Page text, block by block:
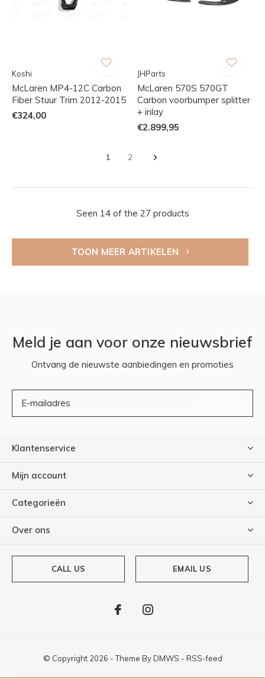
Koshi
McLaren MP4-12C Carbon
Fiber Stuur Trim 2012-2015
€324,00
JHParts
McLaren 570S 570GT
Carbon voorbumper splitter
+ inlay
€2.899,95
1 2
Seen 14 of the 27 products
TOON MEER ARTIKELEN
Meld je aan voor onze nieuwsbrief
Ontvang de nieuwste aanbiedingen en promoties
Klantenservice
Mijn account
Categorieën
Over ons
CALL US EMAIL US
© Copyright 2026 - Theme ByDMWS - RSS-feed